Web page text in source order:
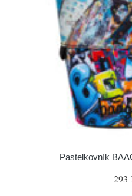
Pastelkovník
293